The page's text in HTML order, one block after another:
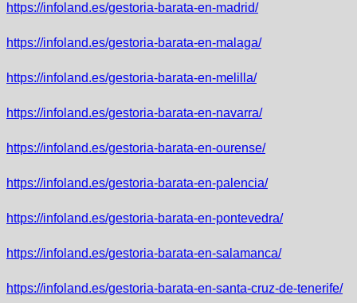
https://infoland.es/gestoria-barata-en-madrid/
https://infoland.es/gestoria-barata-en-malaga/
https://infoland.es/gestoria-barata-en-melilla/
https://infoland.es/gestoria-barata-en-navarra/
https://infoland.es/gestoria-barata-en-ourense/
https://infoland.es/gestoria-barata-en-palencia/
https://infoland.es/gestoria-barata-en-pontevedra/
https://infoland.es/gestoria-barata-en-salamanca/
https://infoland.es/gestoria-barata-en-santa-cruz-de-tenerife/